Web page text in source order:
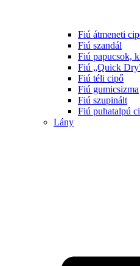
Fiú átmeneti
Fiú szandál
Fiú papucsok,
Fiú „Quick
Fiú téli cipő
Fiú gumicsizma
Fiú szupinált
Fiú puhatalpú
Lány